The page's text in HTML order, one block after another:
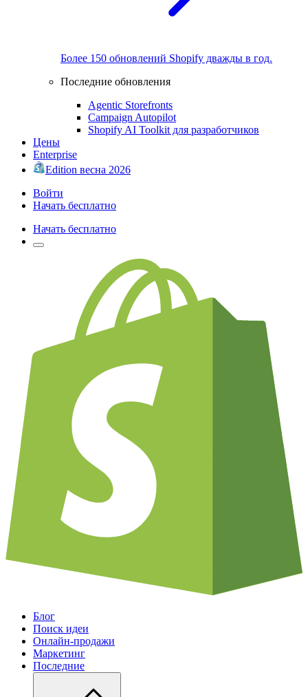
Более 150 обновлений Shopify дважды в год.
Последние обновления
Agentic Storefronts
Campaign Autopilot
Shopify AI Toolkit для разработчиков
Цены
Enterprise
Edition весна 2026
Войти
Начать бесплатно
Начать бесплатно
Блог
Поиск идеи
Онлайн-продажи
Маркетинг
Последние